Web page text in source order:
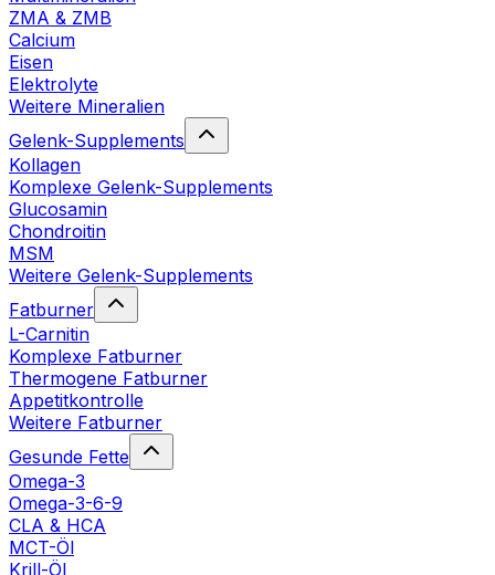
ZMA & ZMB
Calcium
Eisen
Elektrolyte
Weitere Mineralien
Gelenk-Supplements
Kollagen
Komplexe Gelenk-Supplements
Glucosamin
Chondroitin
MSM
Weitere Gelenk-Supplements
Fatburner
L-Carnitin
Komplexe Fatburner
Thermogene Fatburner
Appetitkontrolle
Weitere Fatburner
Gesunde Fette
Omega-3
Omega-3-6-9
CLA & HCA
MCT-Öl
Krill-Öl